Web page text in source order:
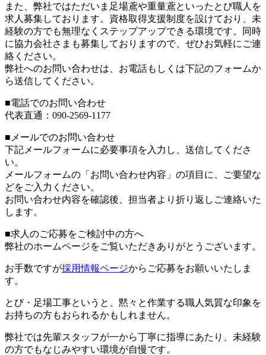
また、弊社ではただいま足場鳶や重量鳶といったとび職人を
求人募集しております。資格取得支援制度を設けており、未
経験の方でも無理なくステップアップできる環境です。同時
に協力会社さまも募集しておりますので、ぜひお気軽にご連
絡ください。
弊社へのお問い合わせは、お電話もしくは下記のフォームか
ら送信してください。
■電話でのお問い合わせ
代表直通：090-2569-1177
■メールでのお問い合わせ
下記メールフォームに必要事項を入力し、送信してくださ
い。
メールフォームの「お問い合わせ内容」の項目に、ご要望な
どをご入力ください。
お問い合わせ内容を確認後、担当者より折り返しご連絡いた
します。
■求人のご応募をご検討中の方へ
弊社のホームページをご覧いただきありがとうございます。
お手数ですが採用情報ページからご応募をお願いいたしま
す。
とび・足場工事というと、黙々と作業する職人気質な印象を
お持ちの方もおられるかもしれません。
弊社では先輩スタッフが一から丁寧に指導にあたり、未経験
の方でもなじみやすい環境が自慢です。